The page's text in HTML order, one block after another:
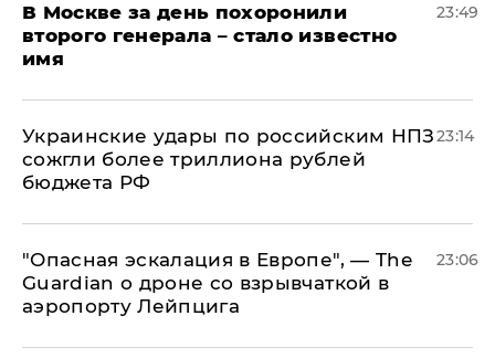
В Москве за день похоронили
второго генерала – стало известно
имя
23:49
Украинские удары по российским НПЗ
сожгли более триллиона рублей
бюджета РФ
23:14
"Опасная эскалация в Европе", — The
Guardian о дроне со взрывчаткой в
аэропорту Лейпцига
23:06